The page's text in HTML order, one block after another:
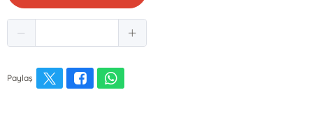
Paylaş